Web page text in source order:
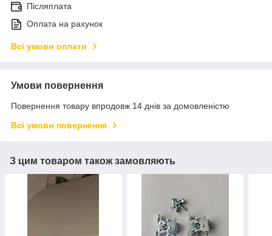
Післяплата
Оплата на рахунок
Всі умови оплати
Умови повернення
Повернення товару впродовж 14 днів за домовленістю
Всі умови повернення
З цим товаром також замовляють